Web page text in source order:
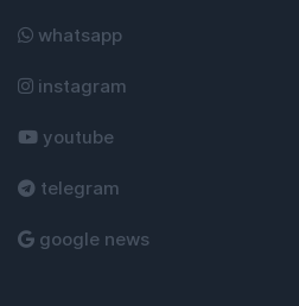
whatsapp
instagram
youtube
telegram
google news